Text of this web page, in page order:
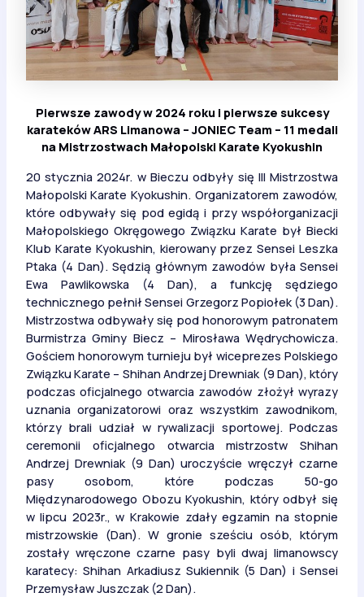
Pierwsze zawody w 2024 roku i pierwsze sukcesy
karateków ARS Limanowa – JONIEC Team – 11 medali
na Mistrzostwach Małopolski Karate Kyokushin
20 stycznia 2024r. w Bieczu odbyły się III Mistrzostwa
Małopolski Karate Kyokushin. Organizatorem zawodów,
które odbywały się pod egidą i przy współorganizacji
Małopolskiego Okręgowego Związku Karate był Biecki
Klub Karate Kyokushin, kierowany przez Sensei Leszka
Ptaka (4 Dan). Sędzią głównym zawodów była Sensei
Ewa Pawlikowska (4 Dan), a funkcję sędziego
technicznego pełnił Sensei Grzegorz Popiołek (3 Dan).
Mistrzostwa odbywały się pod honorowym patronatem
Burmistrza Gminy Biecz – Mirosława Wędrychowicza.
Gościem honorowym turnieju był wiceprezes Polskiego
Związku Karate – Shihan Andrzej Drewniak (9 Dan), który
podczas oficjalnego otwarcia zawodów złożył wyrazy
uznania organizatorowi oraz wszystkim zawodnikom,
którzy brali udział w rywalizacji sportowej. Podczas
ceremonii oficjalnego otwarcia mistrzostw Shihan
Andrzej Drewniak (9 Dan) uroczyście wręczył czarne
pasy osobom, które podczas 50-go
Międzynarodowego Obozu Kyokushin, który odbył się
w lipcu 2023r., w Krakowie zdały egzamin na stopnie
mistrzowskie (Dan). W gronie sześciu osób, którym
zostały wręczone czarne pasy byli dwaj limanowscy
karatecy: Shihan Arkadiusz Sukiennik (5 Dan) i Sensei
Przemysław Juszczak (2 Dan).